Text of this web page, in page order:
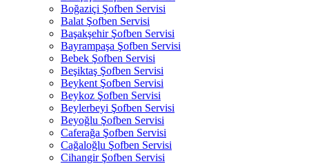
Boğaziçi Şofben Servisi
Balat Şofben Servisi
Başakşehir Şofben Servisi
Bayrampaşa Şofben Servisi
Bebek Şofben Servisi
Beşiktaş Şofben Servisi
Beykent Şofben Servisi
Beykoz Şofben Servisi
Beylerbeyi Şofben Servisi
Beyoğlu Şofben Servisi
Caferağa Şofben Servisi
Cağaloğlu Şofben Servisi
Cihangir Şofben Servisi